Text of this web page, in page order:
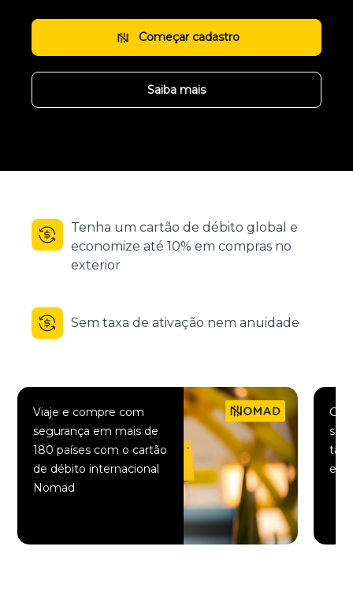
Começar cadastro
Saiba mais
Tenha um cartão de débito global e
economize até 10% em compras no
exterior
Sem taxa de ativação nem anuidade
Viaje e compre com
segurança em mais de
180 países com o cartão
de débito internacional
Nomad